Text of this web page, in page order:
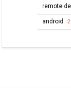
remote
android